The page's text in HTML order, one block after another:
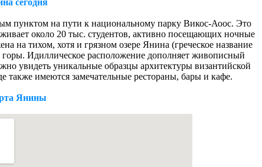
пунктом на пути к национальному парку Викос-Аоос. Это
около 20 тыс. студентов, активно посещающих ночные
на тихом, хотя и грязном озере Янина (греческое название
Идиллическое расположение дополняет живописный
увидеть уникальные образцы архитектуры византийской
также имеются замечательные рестораны, бары и кафе.
Янины